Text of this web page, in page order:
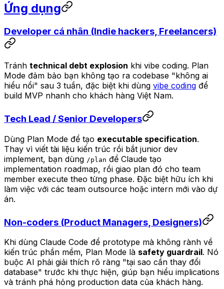
Ứng dụng
Developer cá nhân (Indie hackers, Freelancers)
Tránh technical debt explosion khi vibe coding. Plan
Mode đảm bảo bạn không tạo ra codebase "không ai
hiểu nổi" sau 3 tuần, đặc biệt khi dùng vibe coding để
build MVP nhanh cho khách hàng Việt Nam.
Tech Lead / Senior Developers
Dùng Plan Mode để tạo executable specification.
Thay vì viết tài liệu kiến trúc rồi bắt junior dev
implement, bạn dùng /plan để Claude tạo
implementation roadmap, rồi giao plan đó cho team
member execute theo từng phase. Đặc biệt hữu ích khi
làm việc với các team outsource hoặc intern mới vào dự
án.
Non-coders (Product Managers, Designers)
Khi dùng Claude Code để prototype mà không rành về
kiến trúc phần mềm, Plan Mode là safety guardrail. Nó
buộc AI phải giải thích rõ ràng "tại sao cần thay đổi
database" trước khi thực hiện, giúp bạn hiểu implications
và tránh phá hỏng production data của khách hàng.